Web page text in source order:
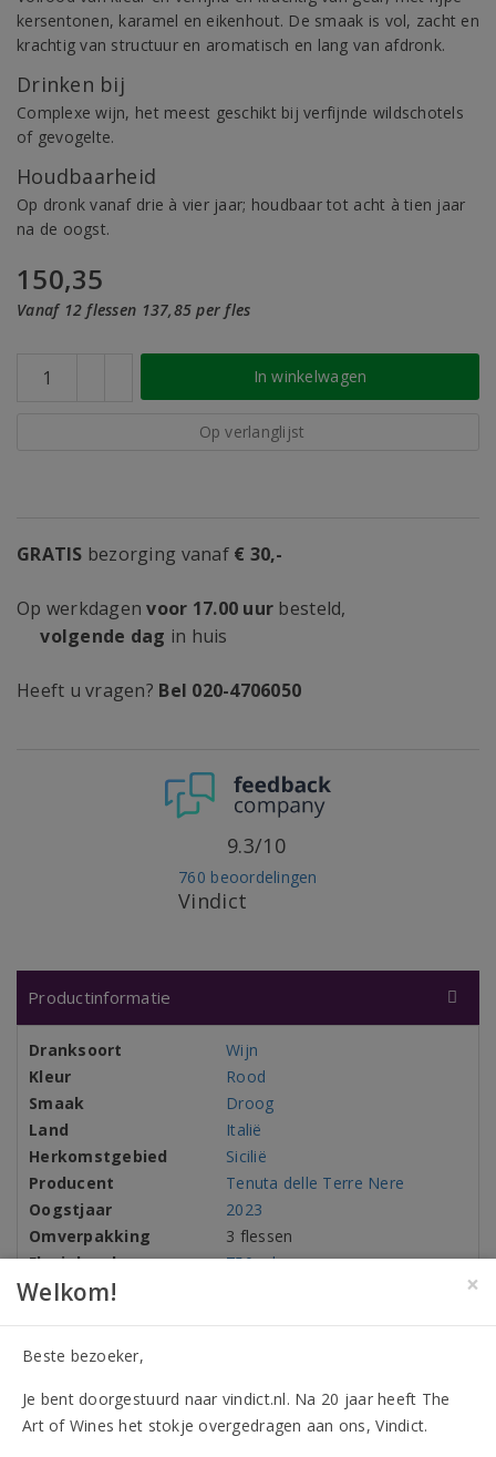
kersentonen, karamel en eikenhout. De smaak is vol, zacht en
krachtig van structuur en aromatisch en lang van afdronk.
Drinken bij
Complexe wijn, het meest geschikt bij verfijnde wildschotels
of gevogelte.
Houdbaarheid
Op dronk vanaf drie à vier jaar; houdbaar tot acht à tien jaar
na de oogst.
150,35
Vanaf 12 flessen 137,85 per fles
In winkelwagen
Op verlanglijst
GRATIS bezorging vanaf € 30,-
Op werkdagenvoor 17.00 uur besteld,
volgende dag in huis
Heeft u vragen? Bel 020-4706050
Vindict
760 beoordelingen
9.3/10
Productinformatie
Dranksoort
Wijn
Kleur
Rood
Smaak
Droog
Land
Italië
Herkomstgebied
Sicilië
Producent
Tenuta delle Terre Nere
Oogstjaar
2023
Omverpakking
3 flessen
Flesinhoud
750 ml
Alcohol
Druivenrassen
98% Nerello mascalese
×
Welkom!
Beste bezoeker,
Je bent doorgestuurd naar vindict.nl. Na 20 jaar heeft The
Art of Wines het stokje overgedragen aan ons, Vindict.